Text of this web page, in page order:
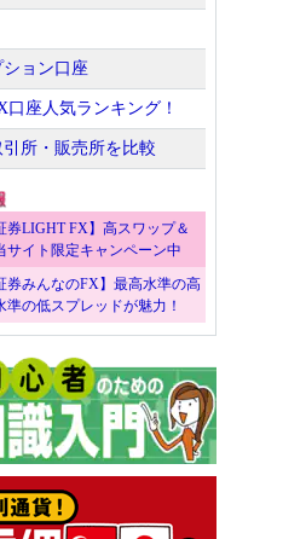
ョン口座
座人気ランキング！
所・販売所を比較
券LIGHT FX】高スワップ＆
サイト限定キャンペーン中
券みんなのFX】最高水準の高
準の低スプレッドが魅力！